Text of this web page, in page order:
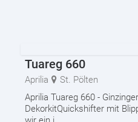
Tuareg 660
Aprilia
St. Pölten
Aprilia Tuareg 660 -
DekorkitQuickshifter mit